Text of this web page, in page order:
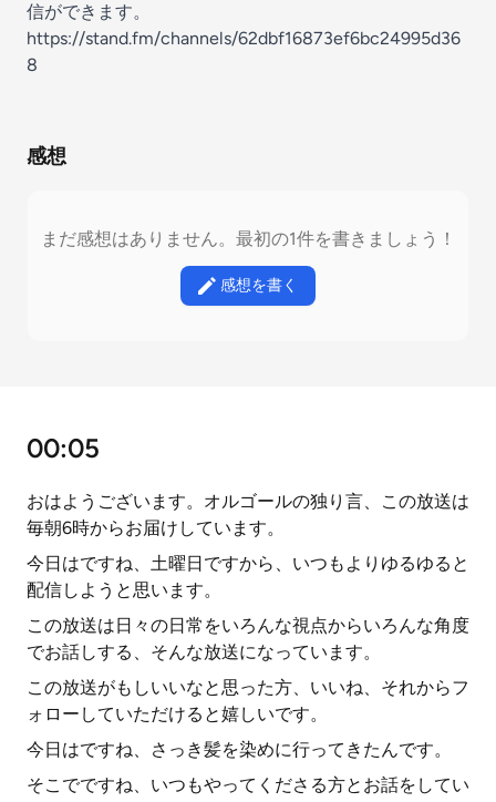
信ができます。
https://stand.fm/channels/62dbf16873ef6bc24995d36
8
感想
まだ感想はありません。最初の1件を書きましょう！
感想を書く
00:05
おはようございます。オルゴールの独り言、この放送は
毎朝6時からお届けしています。
今日はですね、土曜日ですから、いつもよりゆるゆると
配信しようと思います。
この放送は日々の日常をいろんな視点からいろんな角度
でお話しする、そんな放送になっています。
この放送がもしいいなと思った方、いいね、それからフ
ォローしていただけると嬉しいです。
今日はですね、さっき髪を染めに行ってきたんです。
そこでですね、いつもやってくださる方とお話をしてい